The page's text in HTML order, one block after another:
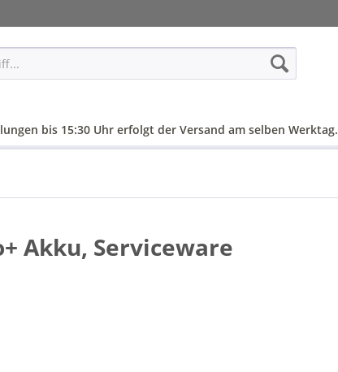
bis 15:30 Uhr erfolgt der Versand am selben Werktag.
Akku, Serviceware